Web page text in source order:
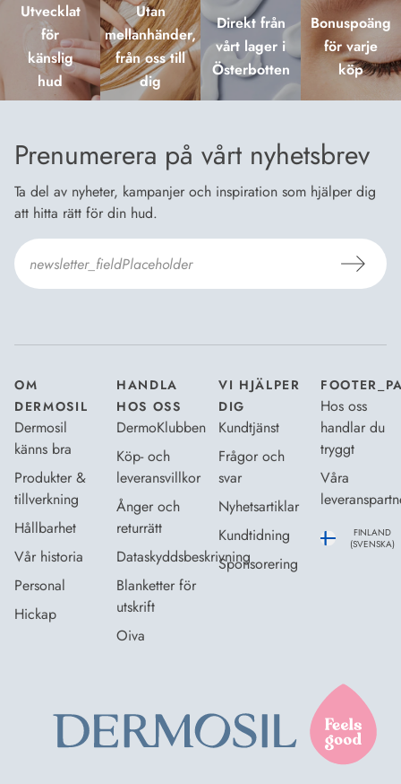
Utvecklat
för
känslig
hud
Utan
mellanhänder,
från oss till
dig
Direkt från
vårt lager i
Österbotten
Bonuspoäng
för varje
köp
Prenumerera på vårt nyhetsbrev
Ta del av nyheter, kampanjer och inspiration som hjälper dig
att hitta rätt för din hud.
OM
DERMOSIL
Dermosil
känns bra
Produkter &
tillverkning
Hållbarhet
Vår historia
Personal
Hickap
HANDLA
HOS OSS
DermoKlubben
Köp- och
leveransvillkor
Ånger och
returrätt
Dataskyddsbeskrivning
Blanketter för
utskrift
Oiva
VI HJÄLPER
DIG
Kundtjänst
Frågor och
svar
Nyhetsartiklar
Kundtidning
Sponsorering
Hos oss
handlar du
tryggt
Våra
FINLAND
(SVENSKA)